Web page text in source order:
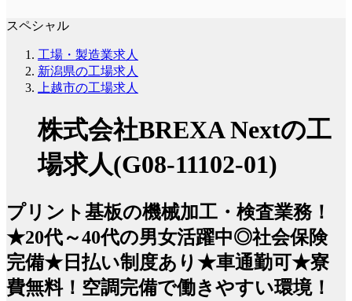
スペシャル
工場・製造業求人
新潟県の工場求人
上越市の工場求人
株式会社BREXA Nextの工
場求人(G08-11102-01)
プリント基板の機械加工・検査業務！
★20代～40代の男女活躍中◎社会保険
完備★日払い制度あり★車通勤可★寮
費無料！空調完備で働きやすい環境！